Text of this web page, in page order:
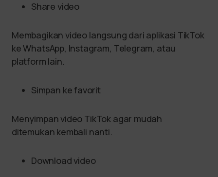
Share video
Membagikan video langsung dari aplikasi TikTok
ke WhatsApp, Instagram, Telegram, atau
platform lain.
Simpan ke favorit
Menyimpan video TikTok agar mudah
ditemukan kembali nanti.
Download video